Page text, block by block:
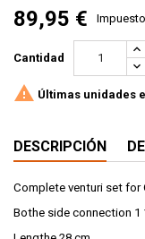
89,95 €
Cantidad
 Últimas unidades
DESCRIPCIÓN
Complete venturi set for
Bothe side connection 1